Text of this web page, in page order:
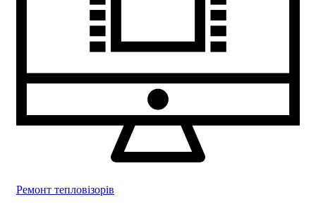
Ремонт тепловізорів